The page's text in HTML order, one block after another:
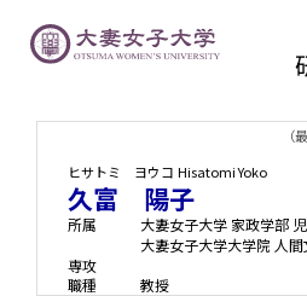
（
ヒサトミ ヨウコ Hisatomi Yoko
久富 陽子
所属
大妻女子大学 家政学部
大妻女子大学大学院 人
専攻
職種
教授